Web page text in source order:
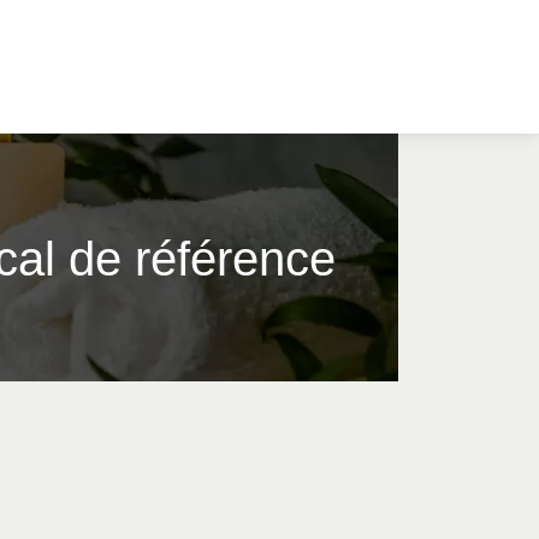
de référence